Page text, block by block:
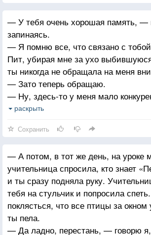
— У тебя очень хорошая память, —
запинаясь.
— Я помню все, что связано с
Пит, убирая мне за ухо
ты никогда не обращала на меня
— Зато теперь обращаю.
— Ну, здесь-то у меня мало
хочется невозможного: спрятаться
Хеймитча: «Скажи это! Скажи! » Я
в горле и произношу:
— У тебя везде мало конкурентов.
раскрыть
Сохранить
— А потом, в тот же день, на уроке
учительница спросила, кто знает
и ты сразу подняла руку.
тебя на стульчик и попросила
поклясться, что все птицы за
ты пела.
— Да ладно, перестань, — говорю